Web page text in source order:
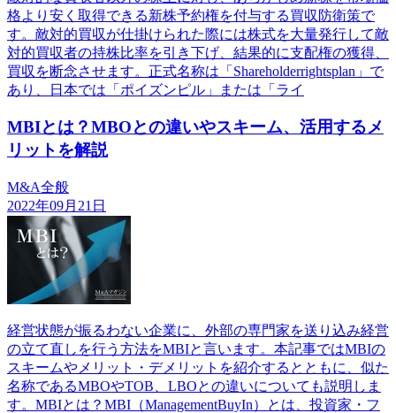
格より安く取得できる新株予約権を付与する買収防衛策で
す。敵対的買収が仕掛けられた際には株式を大量発行して敵
対的買収者の持株比率を引き下げ、結果的に支配権の獲得、
買収を断念させます。正式名称は「Shareholderrightsplan」で
あり、日本では「ポイズンピル」または「ライ
MBIとは？MBOとの違いやスキーム、活用するメ
リットを解説
M&A全般
2022年09月21日
経営状態が振るわない企業に、外部の専門家を送り込み経営
の立て直しを行う方法をMBIと言います。本記事ではMBIの
スキームやメリット・デメリットを紹介するとともに、似た
名称であるMBOやTOB、LBOとの違いについても説明しま
す。MBIとは？MBI（ManagementBuyIn）とは、投資家・フ